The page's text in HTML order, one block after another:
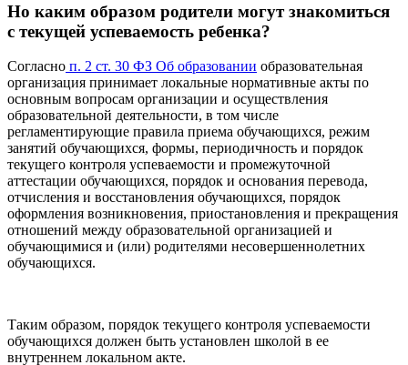
Но каким образом родители могут знакомиться
с текущей успеваемость ребенка?
Согласно п. 2 ст. 30 ФЗ Об образовании образовательная
организация принимает локальные нормативные акты по
основным вопросам организации и осуществления
образовательной деятельности, в том числе
регламентирующие правила приема обучающихся, режим
занятий обучающихся, формы, периодичность и порядок
текущего контроля успеваемости и промежуточной
аттестации обучающихся, порядок и основания перевода,
отчисления и восстановления обучающихся, порядок
оформления возникновения, приостановления и прекращения
отношений между образовательной организацией и
обучающимися и (или) родителями несовершеннолетних
обучающихся.
Таким образом, порядок текущего контроля успеваемости
обучающихся должен быть установлен школой в ее
внутреннем локальном акте.